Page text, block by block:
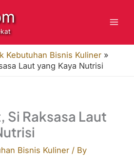
Kebutuhan Bisnis Kuliner »
Laut yang Kaya Nutrisi
Si Raksasa Laut
Bisnis Kuliner / By